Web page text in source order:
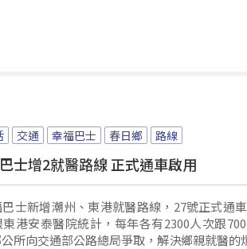
交通 幸福巴士 春日鄉 路線
士增2就醫路線 正式通車啟用
士新增潮州、東港就醫路線，27號正式通
港安泰醫院統計，每年各有2300人次跟
所向交通部公路總局爭取，解決鄉親就醫的